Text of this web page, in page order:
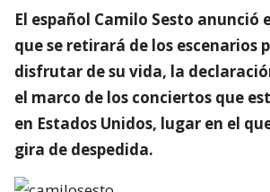
El español Camilo Sesto anunció
que se retirará de los escenarios
disfrutar de su vida, la
el marco de los conciertos que
en Estados Unidos, lugar en el
gira de despedida.